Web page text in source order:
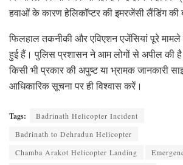
हवाओं के कारण हेलिकॉप्टर की इमरजेंसी लैंडिंग की
फिलहाल तकनीकी और एविएशन एजेंसियां पूरे
हुई हैं। पुलिस प्रशासन ने आम लोगों से अपील की
किसी भी प्रकार की अपुष्ट या भ्रामक जानकारी
आधिकारिक सूचना पर ही विश्वास करें।
Tags:
Badrinath Helicopter Incident
Badrinath to Dehradun Helicopter
Chamba Arakot Helicopter Landing